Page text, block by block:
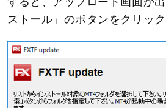
ストール」のボタンをクリック